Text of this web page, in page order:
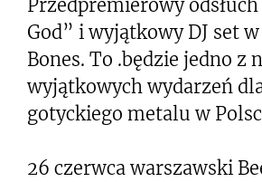
Przedpremierowy
God” i wyjątkowy DJ set
Bones. To .będzie jedno z
wyjątkowych wydarzeń
gotyckiego metalu w
26 czerwca warszawski